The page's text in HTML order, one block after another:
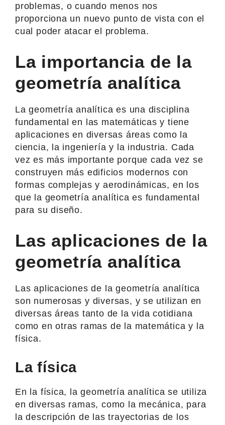
problemas, o cuando menos nos
proporciona un nuevo punto de vista con el
cual poder atacar el problema.
La importancia de la
geometría analítica
La geometría analítica es una disciplina
fundamental en las matemáticas y tiene
aplicaciones en diversas áreas como la
ciencia, la ingeniería y la industria. Cada
vez es más importante porque cada vez se
construyen más edificios modernos con
formas complejas y aerodinámicas, en los
que la geometría analítica es fundamental
para su diseño.
Las aplicaciones de la
geometría analítica
Las aplicaciones de la geometría analítica
son numerosas y diversas, y se utilizan en
diversas áreas tanto de la vida cotidiana
como en otras ramas de la matemática y la
física.
La física
En la física, la geometría analítica se utiliza
en diversas ramas, como la mecánica, para
la descripción de las trayectorias de los